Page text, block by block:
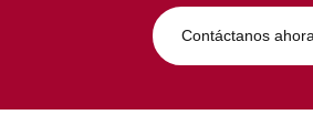
Contáctanos ahora